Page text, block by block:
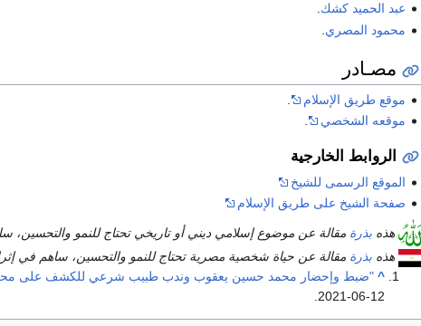
عبد الحميد كشك.
محمود المصري
مصـادر
موقع طريق الإسلام
موقعه الشخصي
.
الروابط الخارجية
الموقع الرسمى للشيخ
صفحة الشيخ على طريق الإسلام
هذه بذرة مقالة عن موضوع إسلامي ديني أو تاريخي تحتاج للنمو والتحسين،
هذه بذرة مقالة عن حياة شخصية مصرية تحتاج للنمو والتحسين، ساهم في
^ "ضبط وإحضار محمد حسين يعقوب وندب طبيب شرعي للكشف على
2021-06-12
.